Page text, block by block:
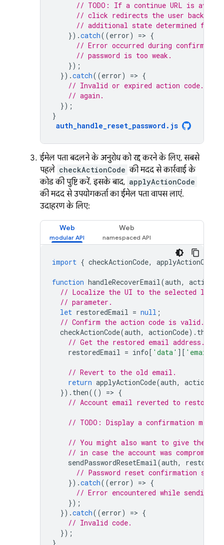
// TODO: If a continue URL is
// click redirects the user back to
// additional state determined from
}).catch((error) => {
// Error occurred during
// password is too weak.
});
}).catch((error) => {
// Invalid or expired action code.
// again.
});
}
auth_handle_reset_password . js
ईमेल पता बदलने के अनुरोध को रद्द करने के लिए, सबसे
पहले checkActionCode की मदद से कार्रवाई के
कोड की पुष्टि करें. इसके बाद, applyActionCode
की मदद से उपयोगकर्ता का ईमेल पता वापस लाएं.
उदाहरण के लिए:
Web Web
import { checkActionCode, applyActionCode
function handleRecoverEmail(auth,
// Localize the UI to the selected
// parameter.
let restoredEmail = null ;
// Confirm the action code is valid.
checkActionCode(auth, actionCode). then
// Get the restored email address.
restoredEmail = info[ 'data' ][ 'email'
// Revert to the old email.
return applyActionCode(auth,
actionCode
}). then(() => {
// Account email reverted to
// TODO: Display a confirmation
// You might also want to give the
// in case the account was
sendPasswordResetEmail(auth,
// Password reset confirmation
}).catch((error) => {
// Error encountered while sending
});
}).catch((error) => {
// Invalid code.
});
}